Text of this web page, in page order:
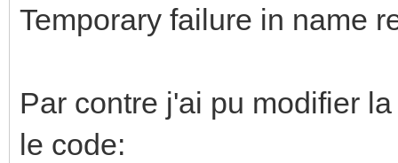
Temporary failure in name
Par contre j'ai pu modifier
le code: